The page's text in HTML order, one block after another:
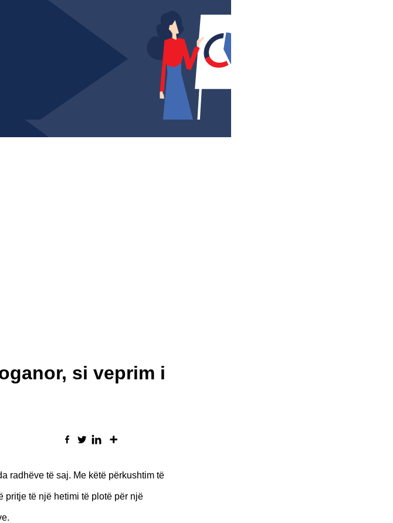
si veprim i
radhëve të saj. Me këtë përkushtim të
pritje të një hetimi të plotë për një